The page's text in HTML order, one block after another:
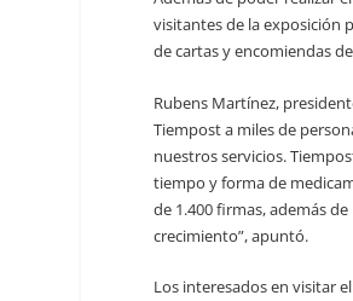
visitantes de la exposición
de cartas y encomiendas
Rubens Martínez,
Tiempost a miles de
nuestros servicios.
tiempo y forma de
de 1.400 firmas, además
crecimiento”, apuntó.
Los interesados en visitar